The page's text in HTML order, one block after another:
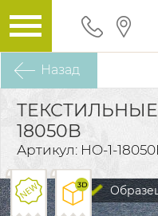
Назад
ТЕКСТИЛЬНЫЕ
18050B
Артикул: HO-1-